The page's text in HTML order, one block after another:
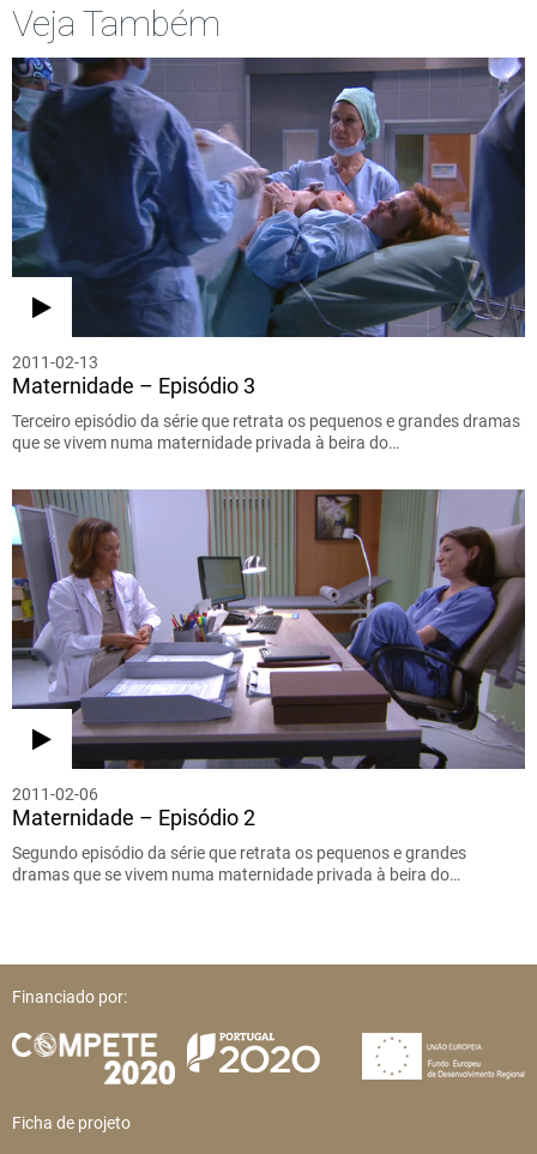
Veja Também
2011-02-13
Maternidade – Episódio 3
Terceiro episódio da série que retrata os pequenos e grandes dramas
que se vivem numa maternidade privada à beira do…
2011-02-06
Maternidade – Episódio 2
Segundo episódio da série que retrata os pequenos e grandes
dramas que se vivem numa maternidade privada à beira do…
Financiado por:
Ficha de projeto